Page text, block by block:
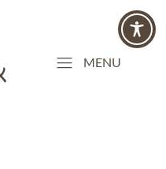
MENU